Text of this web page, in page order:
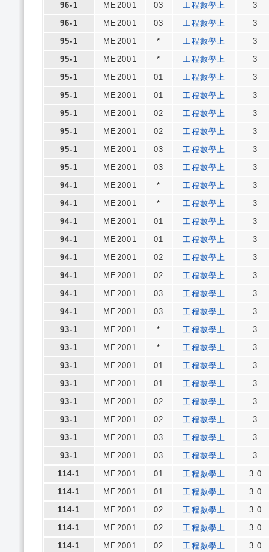
96-1
ME2001 03 工程數學上
3
96-1
ME2001 03 工程數學上
3
95-1
ME2001 * 工程數學上
3
95-1
ME2001 * 工程數學上
3
95-1
ME2001 01 工程數學上
3
95-1
ME2001 01 工程數學上
3
95-1
ME2001 02 工程數學上
3
95-1
ME2001 02 工程數學上
3
95-1
ME2001 03 工程數學上
3
95-1
ME2001 03 工程數學上
3
94-1
ME2001 * 工程數學上
3
94-1
ME2001 * 工程數學上
3
94-1
ME2001 01 工程數學上
3
94-1
ME2001 01 工程數學上
3
94-1
ME2001 02 工程數學上
3
94-1
ME2001 02 工程數學上
3
94-1
ME2001 03 工程數學上
3
94-1
ME2001 03 工程數學上
3
93-1
ME2001 * 工程數學上
3
93-1
ME2001 * 工程數學上
3
93-1
ME2001 01 工程數學上
3
93-1
ME2001 01 工程數學上
3
93-1
ME2001 02 工程數學上
3
93-1
ME2001 02 工程數學上
3
93-1
ME2001 03 工程數學上
3
93-1
ME2001 03 工程數學上
3
114-1
ME2001 01 工程數學上
3.0
114-1
ME2001 01 工程數學上
3.0
114-1
ME2001 02 工程數學上
3.0
114-1
ME2001 02 工程數學上
3.0
114-1
ME2001 02 工程數學上
3.0